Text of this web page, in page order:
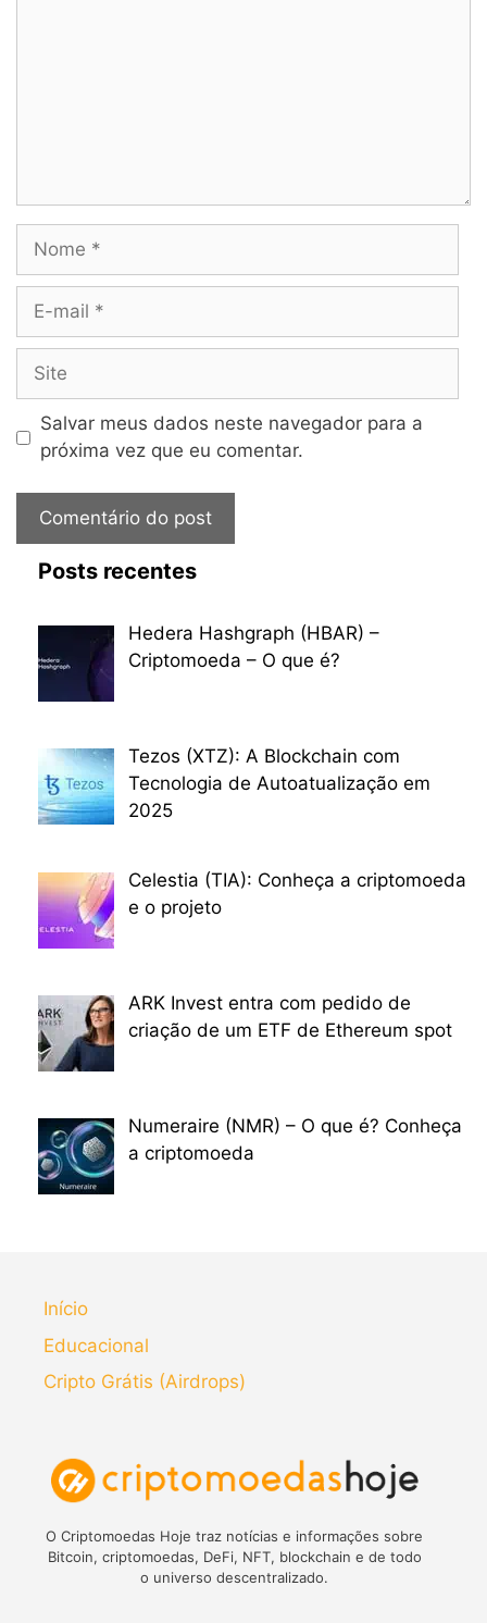
Nome
Site
Salvar meus dados neste navegador para a
próxima vez que eu comentar.
Posts recentes
Hedera Hashgraph (HBAR) –
Criptomoeda – O que é?
Tezos (XTZ): A Blockchain com
Tecnologia de Autoatualização em
2025
Celestia (TIA): Conheça a criptomoeda
e o projeto
ARK Invest entra com pedido de
criação de um ETF de Ethereum spot
Numeraire (NMR) – O que é? Conheça
a criptomoeda
Início
Educacional
Cripto Grátis (Airdrops)
O Criptomoedas Hoje traz notícias e informações sobre
Bitcoin, criptomoedas, DeFi, NFT, blockchain e de todo
o universo descentralizado.